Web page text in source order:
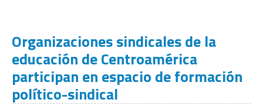
Organizaciones sindicales de la
educación de Centroamérica
participan en espacio de formación
político-sindical